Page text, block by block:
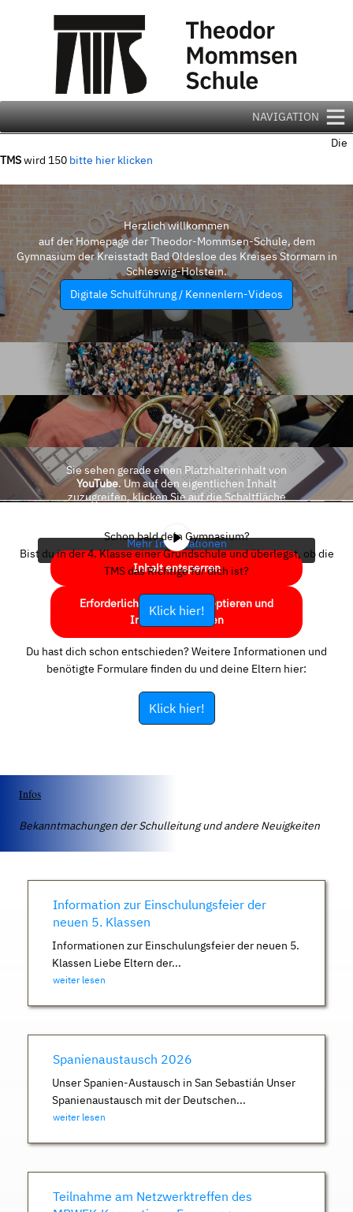
NAVIGATION
Die
TMSwird 150 bitte hier klicken
Herzlich willkommen
auf der Homepage der Theodor-Mommsen-Schule, dem
Gymnasium der Kreisstadt Bad Oldesloe des Kreises Stormarn in
Schleswig-Holstein.
Digitale Schulführung / Kennenlern-Videos
Sie sehen gerade einen Platzhalterinhalt von
YouTube. Um auf den eigentlichen Inhalt
zuzugreifen, klicken Sie auf die Schaltfläche
Mehr Informationen
Inhalt entsperren
Erforderlichen Service akzeptieren und
Inhalte entsperren
Schon bald dein Gymnasium?
Bist du in der 4. Klasse einer Grundschule und überlegst, ob die
TMS das Richtige für dich ist?
Klick hier!
Du hast dich schon entschieden? Weitere Informationen und
benötigte Formulare finden du und deine Eltern hier:
Klick hier!
Infos
Bekanntmachungen der Schulleitung und andere Neuigkeiten
Information zur Einschulungsfeier der
neuen 5. Klassen
Informationen zur Einschulungsfeier der neuen 5.
Klassen Liebe Eltern der...
weiter lesen
Spanienaustausch 2026
Unser Spanien-Austausch in San Sebastián Unser
Spanienaustausch mit der Deutschen...
weiter lesen
Teilnahme am Netzwerktreffen des